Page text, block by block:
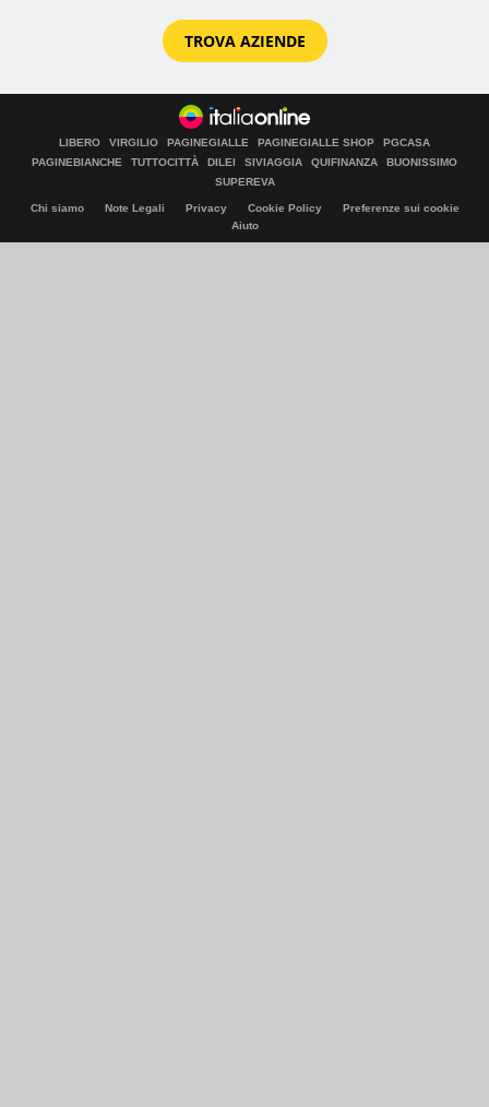
TROVA AZIENDE
LIBERO VIRGILIO PAGINEGIALLE PAGINEGIALLE SHOP
PGCASA
PAGINEBIANCHE
TUTTOCITTÀ DILEI SIVIAGGIA QUIFINANZA
BUONISSIMO
SUPEREVA
Chi siamo Note Legali Privacy Cookie Policy
Preferenze sui cookie
Aiuto